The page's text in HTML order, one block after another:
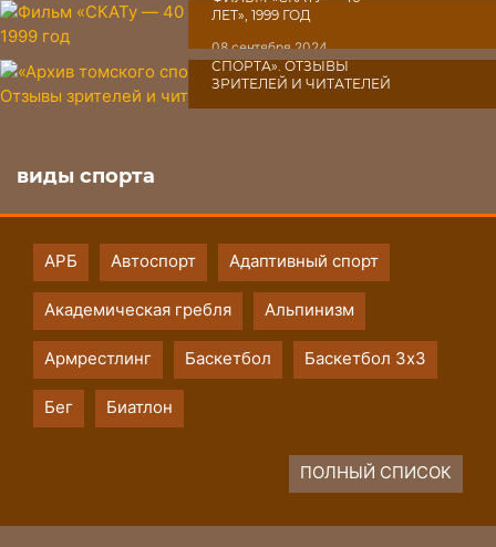
ЛЕТ», 1999 ГОД
08 сентября 2024
«АРХИВ ТОМСКОГО
СПОРТА». ОТЗЫВЫ
ЗРИТЕЛЕЙ И ЧИТАТЕЛЕЙ
виды спорта
АРБ Автоспорт Адаптивный спорт
Академическая гребля Альпинизм
Армрестлинг Баскетбол Баскетбол 3х3
Бег Биатлон
ПОЛНЫЙ СПИСОК